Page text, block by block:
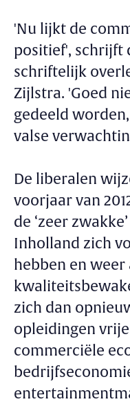
'Nu lijkt de
positief', schrijft
schriftelijk
Zijlstra. 'Goed
gedeeld
valse
De liberalen
voorjaar van
de ‘zeer
Inholland zich
hebben en weer
zich dan
opleidingen
commerciële